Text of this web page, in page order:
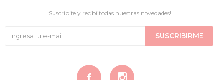
¡Suscribite y recibí todas nuestras novedades!
SUSCRIBIRME
 